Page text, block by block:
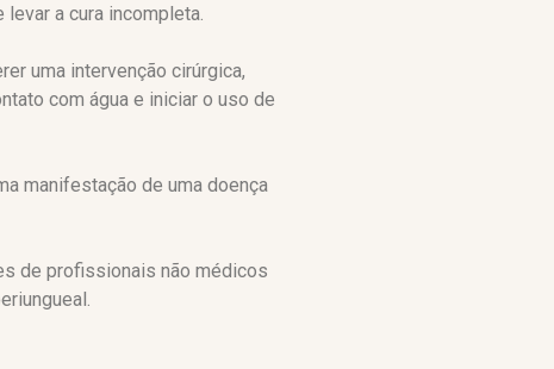
a cura incompleta.
uma intervenção cirúrgica,
com água e iniciar o uso de
manifestação de uma doença
de profissionais não médicos